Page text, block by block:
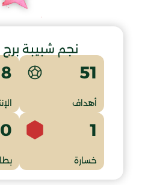
نجم شبيبة برج
51
أهداف
1
خسارة